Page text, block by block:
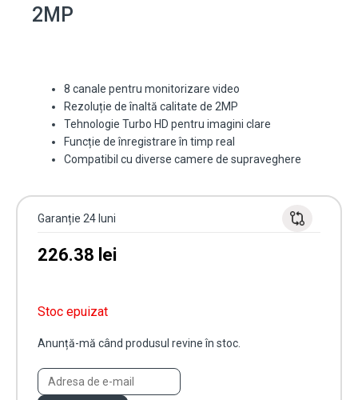
2MP
8 canale pentru monitorizare video
Rezoluție de înaltă calitate de 2MP
Tehnologie Turbo HD pentru imagini clare
Funcție de înregistrare în timp real
Compatibil cu diverse camere de supraveghere
Garanție 24 luni
226.38 lei
Stoc epuizat
Anunță-mă când produsul revine în stoc.